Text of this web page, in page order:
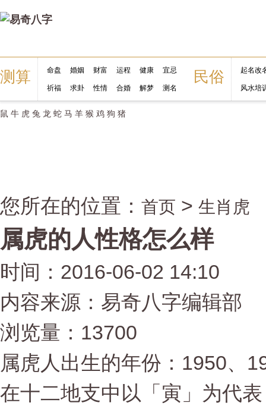
测算 命盘 婚姻 财富 运程 健康 宜忌
祈福 求卦 性情 合婚 解梦 测名
民俗 起名改
风水培
鼠 牛 虎 兔 龙 蛇 马 羊 猴 鸡 狗 猪
您所在的位置： 首页 > 生肖虎
属虎的人性格怎么样
时间：2016-06-02 14:10
内容来源：易奇八字编辑部
浏览量：13700
属虎人出生的年份：1950、
在十二地支中以「寅」为代